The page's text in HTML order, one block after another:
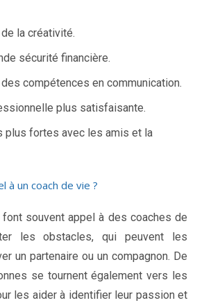
la créativité.
sécurité financière.
compétences en communication.
plus satisfaisante.
plus fortes avec les amis et la
à un coach de vie ?
souvent appel à des coaches de
les obstacles, qui peuvent les
un partenaire ou un compagnon. De
se tournent également vers les
les aider à identifier leur passion et